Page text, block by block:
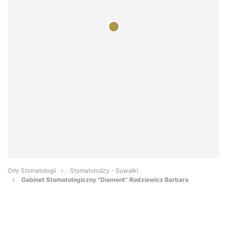
Orły Stomatologii
Stomatolodzy - Suwałki
Gabinet Stomatologiczny "Diament" Rodziewicz Barbara